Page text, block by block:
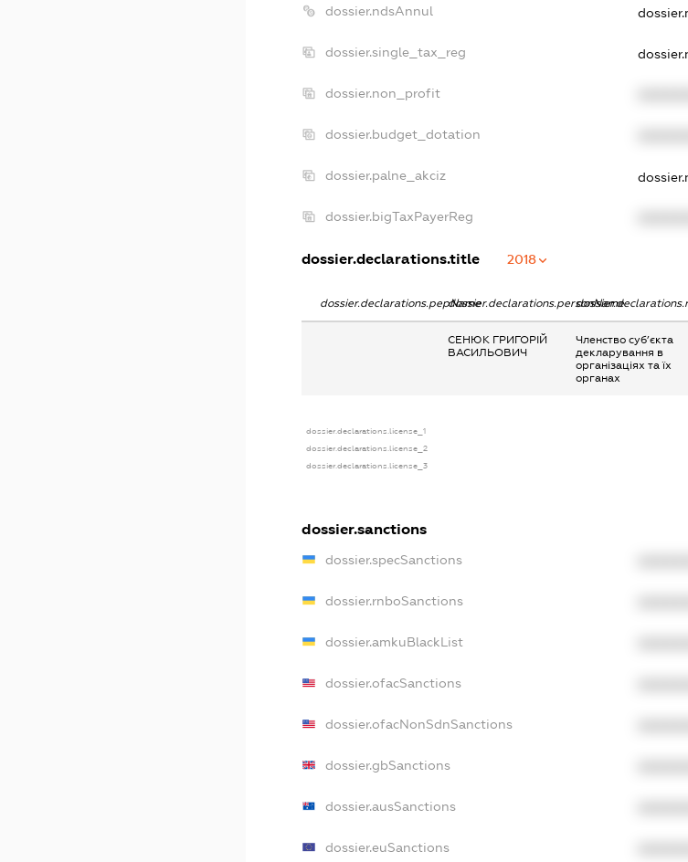
dossier.ndsAnnul
dossier.single_tax_reg
dossier.non_profit
dossier.budget_dotation
dossier.palne_akciz
dossier.bigTaxPayerReg
dossier.declarations.title 2018
dossier.declarations.pepNamedossier.declarations.personName
СЕНЮК ГРИГОРІЙ
ВАСИЛЬОВИЧ
Членство суб’єкта
декларування в
організаціях та їх
органах
dossier.declarations.license_1
dossier.declarations.license_2
dossier.declarations.license_3
dossier.sanctions
dossier.specSanctions
dossier.rnboSanctions
dossier.amkuBlackList
dossier.ofacSanctions
dossier.ofacNonSdnSanctions
dossier.gbSanctions
dossier.ausSanctions
dossier.euSanctions